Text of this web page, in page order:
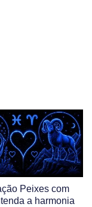
Peixes com
a harmonia